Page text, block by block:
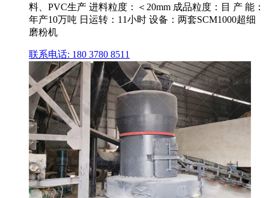
料、PVC生产 进料粒度：＜20mm 成品粒度：目 产 能：
年产10万吨 日运转：11小时 设备：两套SCM1000超细
磨粉机
联系电话: 180 3780 8511